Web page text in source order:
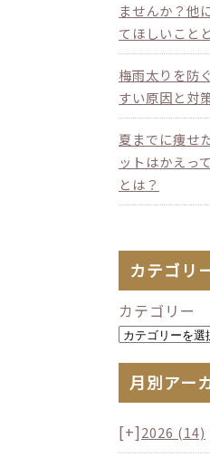
ませんか？他
てほしいこと
梅雨太りを防
すい原因と対
夏までに痩せ
ットはかえっ
とは？
カテゴリ
カテゴリー
月別アー
[+]2026 (14)